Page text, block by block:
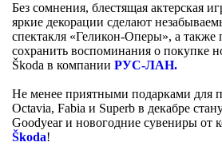
Без сомнения, блестящая актерская
яркие декорации сделают
спектакля «Геликон-Оперы», а также
сохранить воспоминания о покупке
Škoda в компании РУС-ЛАН.
Не менее приятными подарками для
Octavia, Fabia и Superb в декабре
Goodyear и новогодние сувениры от
Škoda!